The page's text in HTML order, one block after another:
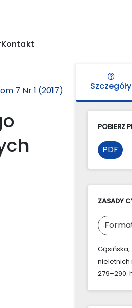
Kontakt
7 Nr 1 (2017) Szczegóły
POBIERZ
PDF
ZASADY
nieletnich
279–290.